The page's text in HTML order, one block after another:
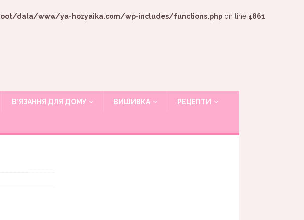
data/www/ya-hozyaika.com/wp-includes/functions.php on line 4861
В’ЯЗАННЯ ДЛЯ ДОМУ ВИШИВКА РЕЦЕПТИ